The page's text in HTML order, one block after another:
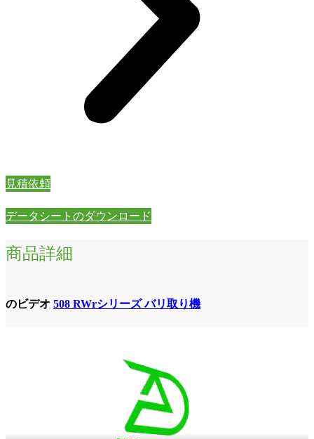
見積依頼
データシートのダウンロード
商品詳細
のビデオ 508 RWrシリーズ バリ取り機